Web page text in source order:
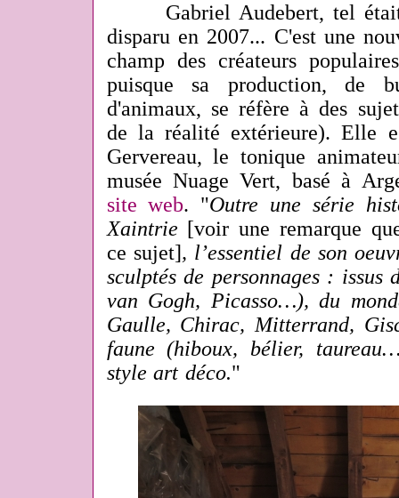
Gabriel Audebert, tel
disparu en 2007... C'est une
champ des créateurs
puisque sa production, de
d'animaux, se réfère à des
de la réalité extérieure). Elle
Gervereau, le tonique
musée Nuage Vert, basé à
site web. "Outre une série
Xaintrie [voir une remarque
ce sujet], l’essentiel de son
sculptés de personnages :
van Gogh, Picasso…), du
Gaulle, Chirac, Mitterrand,
faune (hiboux, bélier,
style art déco."